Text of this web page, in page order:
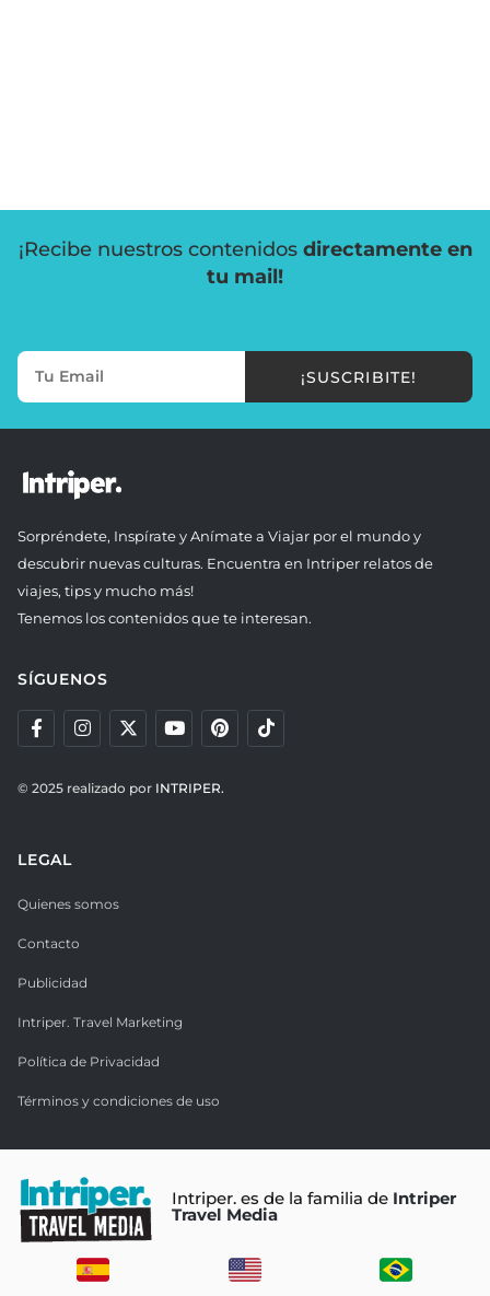
¡Recibe nuestros contenidos directamente en
tu mail!
¡SUSCRIBITE!
Sorpréndete, Inspírate y Anímate a Viajar por el mundo y
descubrir nuevas culturas. Encuentra en Intriper relatos de
viajes, tips y mucho más!
Tenemos los contenidos que te interesan.
SÍGUENOS
© 2025 realizado por INTRIPER.
LEGAL
Quienes somos
Contacto
Publicidad
Intriper. Travel Marketing
Política de Privacidad
Términos y condiciones de uso
Intriper. es de la familia de Intriper
Travel Media